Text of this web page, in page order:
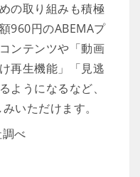
の取り組みも積極
960円のABEMAプ
ンテンツや「動画
再生機能」「見逃
ようになるなど、
いただけます。
べ